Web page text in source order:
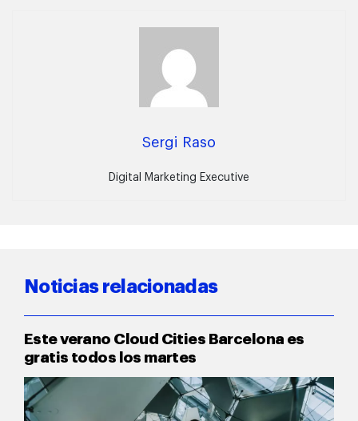
Sergi Raso
Digital Marketing Executive
Noticias relacionadas
Este verano Cloud Cities Barcelona es
gratis todos los martes